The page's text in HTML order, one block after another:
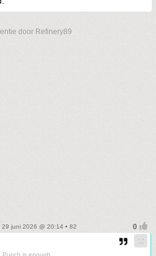
door Refinery89
29 juni 2026 @ 20:14 • 82
Punch is enough